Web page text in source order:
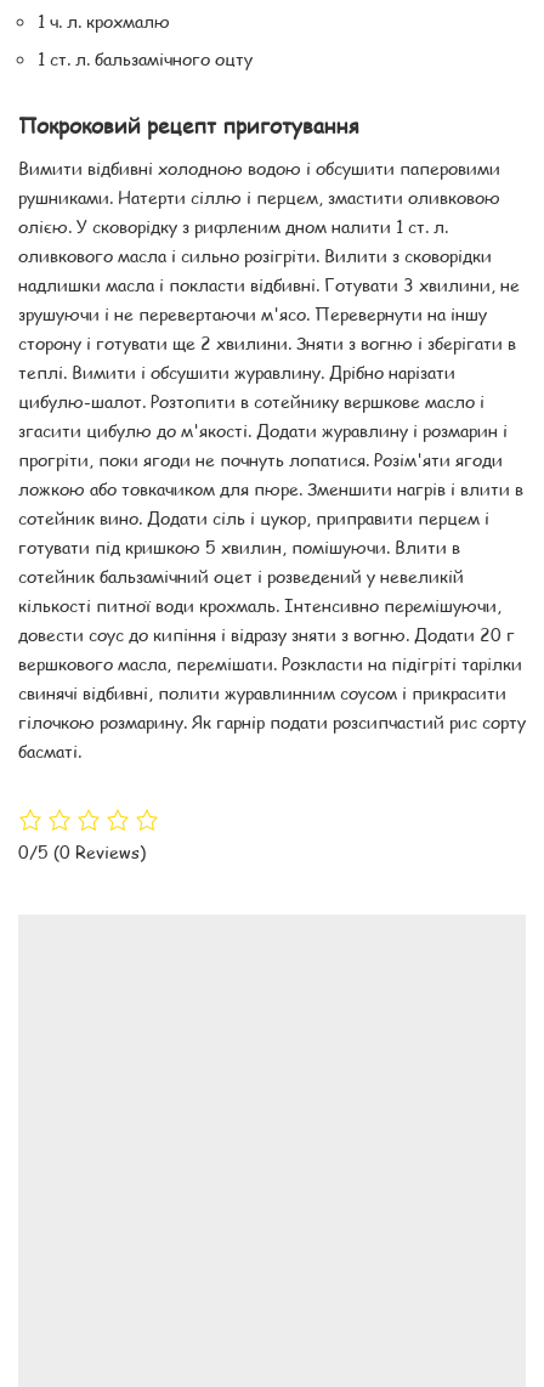
1 ч. л. крохмалю
1 ст. л. бальзамічного оцту
Покроковий рецепт приготування
Вимити відбивні холодною водою і обсушити паперовими
рушниками. Натерти сіллю і перцем, змастити оливковою
олією. У сковорідку з рифленим дном налити 1 ст. л.
оливкового масла і сильно розігріти. Вилити з сковорідки
надлишки масла і покласти відбивні. Готувати 3 хвилини, не
зрушуючи і не перевертаючи м'ясо. Перевернути на іншу
сторону і готувати ще 2 хвилини. Зняти з вогню і зберігати в
теплі. Вимити і обсушити журавлину. Дрібно нарізати
цибулю-шалот. Розтопити в сотейнику вершкове масло і
згасити цибулю до м'якості. Додати журавлину і розмарин і
прогріти, поки ягоди не почнуть лопатися. Розім'яти ягоди
ложкою або товкачиком для пюре. Зменшити нагрів і влити в
сотейник вино. Додати сіль і цукор, приправити перцем і
готувати під кришкою 5 хвилин, помішуючи. Влити в
сотейник бальзамічний оцет і розведений у невеликій
кількості питної води крохмаль. Інтенсивно перемішуючи,
довести соус до кипіння і відразу зняти з вогню. Додати 20 г
вершкового масла, перемішати. Розкласти на підігріті тарілки
свинячі відбивні, полити журавлинним соусом і прикрасити
гілочкою розмарину. Як гарнір подати розсипчастий рис сорту
басматі.
0/5 (0 Reviews)